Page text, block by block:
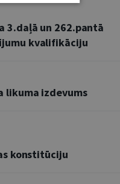
3.daļā un 262.pantā
kvalifikāciju
likuma izdevums
konstitūciju